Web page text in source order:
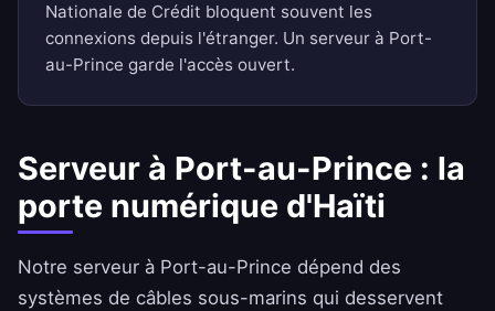
Nationale de Crédit bloquent souvent les
connexions depuis l'étranger. Un serveur à Port-
au-Prince garde l'accès ouvert.
Serveur à Port-au-Prince : la
porte numérique d'Haïti
Notre serveur à Port-au-Prince dépend des
systèmes de câbles sous-marins qui desservent